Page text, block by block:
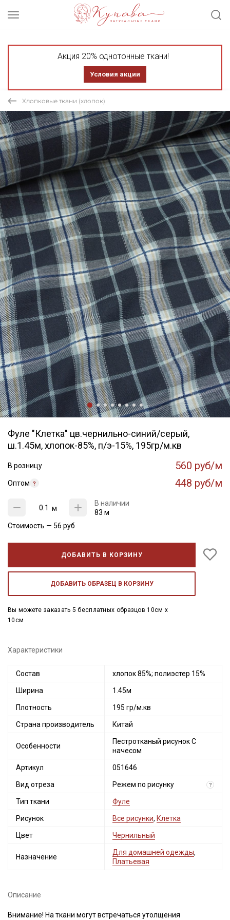
Акция 20% однотонные ткани!
Условия акции
Хлопковые ткани (хлопок)
Фуле "Клетка" цв.чернильно-синий/серый,
ш.1.45м, хлопок-85%, п/э-15%, 195гр/м.кв
В розницу 560 руб/м
Оптом 448 руб/м
м
В наличии
83 м
Стоимость — 56 руб
ДОБАВИТЬ В КОРЗИНУ
ДОБАВИТЬ ОБРАЗЕЦ В КОРЗИНУ
Вы можете заказать 5 бесплатных образцов 10см x
10см
Характеристики
Состав хлопок 85%; полиэстер 15%
Ширина 1.45м
Плотность 195 гр/м.кв
Страна производитель Китай
Особенности
Пестротканый рисунок С
начесом
Артикул 051646
Вид отреза Режем по рисунку ?
Тип ткани Фуле
Рисунок Все рисунки, Клетка
Цвет Чернильный
Назначение
Для домашней одежды,
Платьевая
Описание
Внимание! На ткани могут встречаться утолщения